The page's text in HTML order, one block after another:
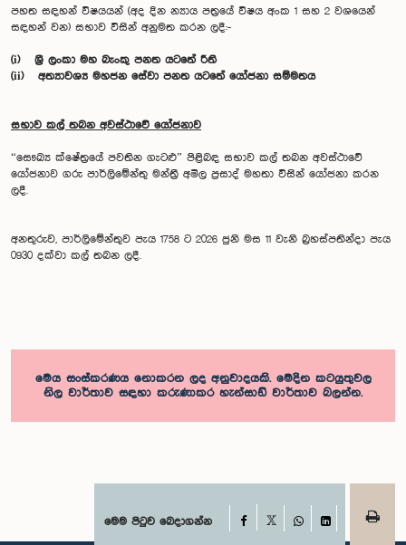
පහත සඳහන් විෂයයන් (අද දින න්‍යාය පත්‍රයේ විෂය අංක 1 සහ 2 වශයෙන්
සඳහන් වන) සභාව විසින් අනුමත කරන ලදී:-
(i) ශ්‍රී ලංකා මහ බැංකු පනත යටතේ රීති
(ii) අත්‍යාවශ්‍ය මහජන සේවා පනත යටතේ යෝජනා සම්මතය
සභාව කල් තබන අවස්ථාවේ යෝජනාව
“සෞඛ්‍ය ක්ෂේත්‍රයේ පවතින ගැටළු” පිළිබඳ සභාව කල් තබන අවස්ථාවේ
යෝජනාව ගරු පාර්ලිමේන්තු මන්ත්‍රී අමිල ප්‍රසාද් මහතා විසින් යෝජනා කරන
ලදී.
අනතුරුව, පාර්ලිමේන්තුව පැය 1758 ට 2026 ජුනි මස 11 වැනි බ්‍රහස්පතින්දා පැය
0930 දක්වා කල් තබන ලදී.
මෙය සංස්කරණය නොකරන ලද අනුවාදයකි. මෙදින කටයුතුවල
නිල වාර්තාව සඳහා කරුණාකර හැන්සාඩ් වාර්තාව බලන්න.
මෙම පිටුව බෙදාගන්න Facebook
WhatsAppLinkedIn